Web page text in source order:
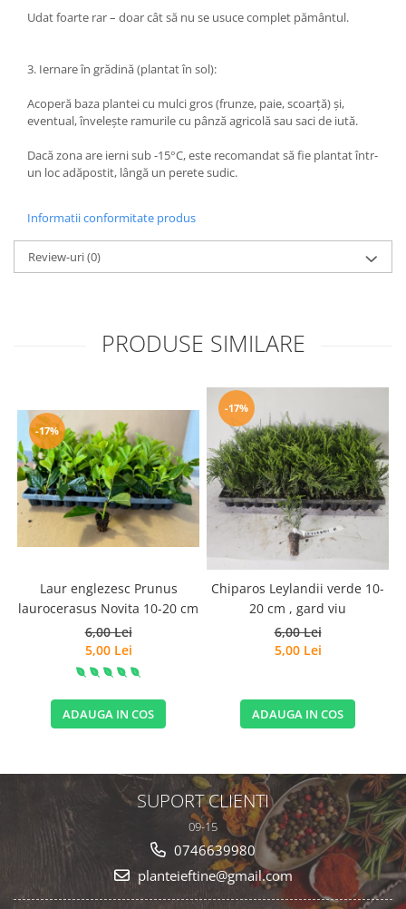
Udat foarte rar – doar cât să nu se usuce complet pământul.
3. Iernare în grădină (plantat în sol):
Acoperă baza plantei cu mulci gros (frunze, paie, scoarță) și,
eventual, învelește ramurile cu pânză agricolă sau saci de iută.
Dacă zona are ierni sub -15°C, este recomandat să fie plantat într-
un loc adăpostit, lângă un perete sudic.
Informatii conformitate produs
Review-uri(0)
PRODUSE SIMILARE
-17%
Laur englezesc Prunus
laurocerasus Novita 10-20 cm
6,00 Lei
5,00 Lei
ADAUGA IN COS
-17%
Chiparos Leylandii verde 10-
20 cm , gard viu
6,00 Lei
5,00 Lei
ADAUGA IN COS
SUPORT CLIENTI
09-15
0746639980
planteieftine@gmail.com